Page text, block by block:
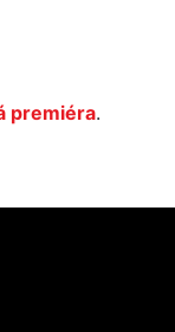
premiéra.